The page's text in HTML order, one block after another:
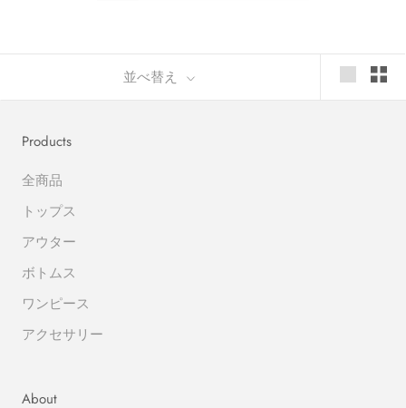
並べ替え
Products
全商品
トップス
アウター
ボトムス
ワンピース
アクセサリー
About